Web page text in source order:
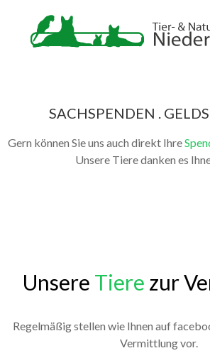
SACHSPENDEN .
Gern können Sie uns auch direkt Ihre
Unsere Tiere danken es
Unsere Tiere zur
Regelmäßig stellen wie Ihnen auf
Vermittlung vor.